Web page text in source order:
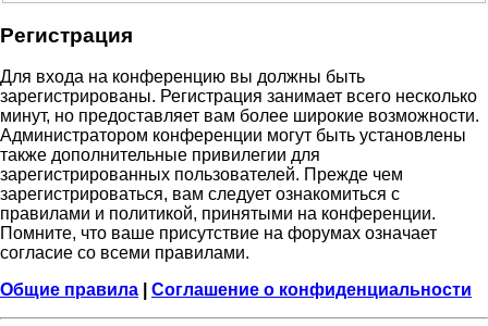
Регистрация
Для входа на конференцию вы должны быть
зарегистрированы. Регистрация занимает всего несколько
минут, но предоставляет вам более широкие возможности.
Администратором конференции могут быть установлены
также дополнительные привилегии для
зарегистрированных пользователей. Прежде чем
зарегистрироваться, вам следует ознакомиться с
правилами и политикой, принятыми на конференции.
Помните, что ваше присутствие на форумах означает
согласие со всеми правилами.
Общие правила
Соглашение о конфиденциальности